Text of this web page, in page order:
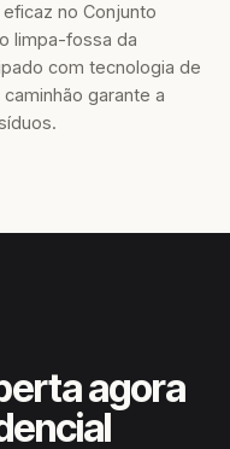
no Conjunto
limpa-fossa da
com tecnologia de
garante a
agora